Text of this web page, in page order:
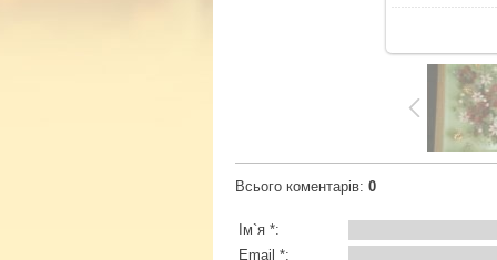
Всього коментарів: 0
Ім`я *:
Email *: